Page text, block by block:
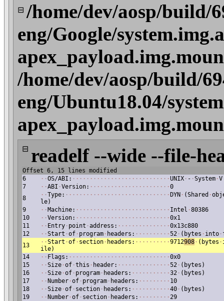
⊟ /home/dev/aosp/build/
eng/Google/
/home/dev/aosp/build/
eng/Ubuntu18.04/
⊟ readelf --wide --file-
Offset 6, 15 lines modified
6
· ·OS/ABI: · · · · · · · · · · · · · · · · · · · · · · · · · · · ·UNIX · - ·System ·V
7
· ·ABI ·Version: · · · · · · · · · · · · · · · · · · · · · · ·0
8
· ·Type: · · · · · · · · · · · · · · · · · · · · · · · · · · · · · · DYN · (Shared ·
le)
9
· · Machine: · · · · · · · · · · · · · · · · · · · · · · · · · · · Intel ·80386
10
· ·Version: · · · · · · · · · · · · · · · · · · · · · · · · · · ·0x1
11
· · Entry · point ·address: · · · · · · · · · · · · · · ·0x13c880
12
· ·Start ·of · program · headers: · · · · · · · · · ·52 · (bytes · into ·
13
· ·Start ·of · section · headers: · · · · · · · · · ·9712908 · (bytes ·
ile)
14
· · Flags: · · · · · · · · · · · · · · · · · · · · · · · · · · · · ·0x0
15
· ·Size ·of ·this · header: · · · · · · · · · · · · · · ·52 · (bytes)
16
· ·Size ·of · program · headers: · · · · · · · · · · ·32 · (bytes)
17
· · Number ·of · program · headers: · · · · · · · · · 10
18
· ·Size ·of · section · headers: · · · · · · · · · · ·40 · (bytes)
19
· · Number ·of · section · headers: · · · · · · · · ·29